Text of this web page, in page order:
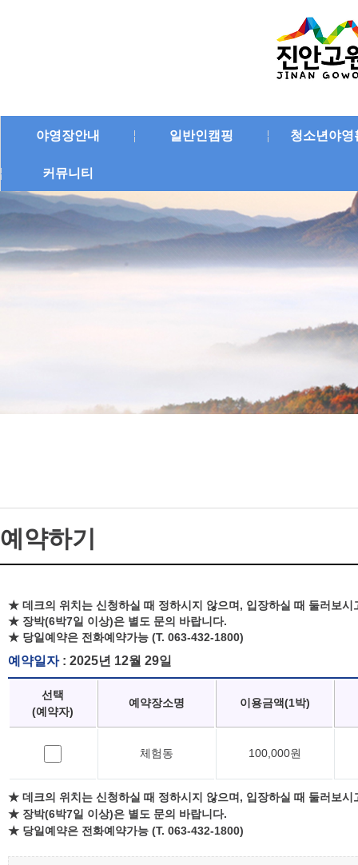
야영장안내 일반인캠핑 청소년야영
커뮤니티
예약하기
★ 데크의 위치는 신청하실 때 정하시지 않으며, 입장하실 때 둘러보시
★ 장박(6박7일 이상)은 별도 문의 바랍니다.
★ 당일예약은 전화예약가능 (T. 063-432-1800)
예약일자: 2025년 12월 29일
선택
(예약자)
예약장소명 이용금액(1박)
체험동 100,000원
★ 데크의 위치는 신청하실 때 정하시지 않으며, 입장하실 때 둘러보시
★ 장박(6박7일 이상)은 별도 문의 바랍니다.
★ 당일예약은 전화예약가능 (T. 063-432-1800)